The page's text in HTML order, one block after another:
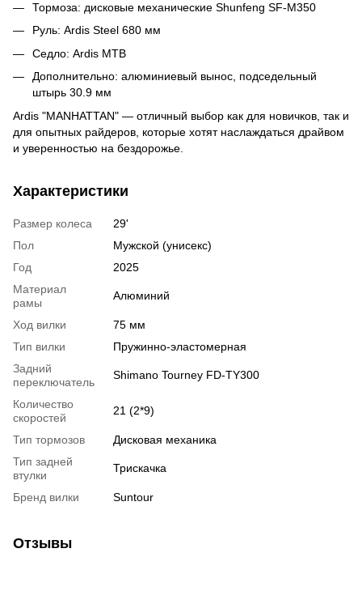
Тормоза: дисковые механические Shunfeng SF-M350
Руль: Ardis Steel 680 мм
Седло: Ardis MTB
Дополнительно: алюминиевый вынос, подседельный
штырь 30.9 мм
Ardis "MANHATTAN" — отличный выбор как для новичков, так и
для опытных райдеров, которые хотят наслаждаться драйвом
и уверенностью на бездорожье.
Характеристики
Размер колеса
29'
Пол
Мужской (унисекс)
Год
2025
Материал
рамы
Алюминий
Ход вилки
75 мм
Тип вилки
Пружинно-эластомерная
Задний
переключатель
Shimano Tourney FD-TY300
Количество
скоростей
21 (2*9)
Тип тормозов
Дисковая механика
Тип задней
втулки
Трискачка
Бренд вилки Suntour
Отзывы